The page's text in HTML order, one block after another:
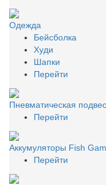
Одежда
Бейсболка
Худи
Шапки
Перейти
Пневматическая
Перейти
Аккумуляторы Fish
Перейти